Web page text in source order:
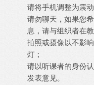
请将手机调整为震
请勿聊天，如果您
息，请与组织者在
拍照或摄像以不影
灯；
请以听课者的身份
发表意见。